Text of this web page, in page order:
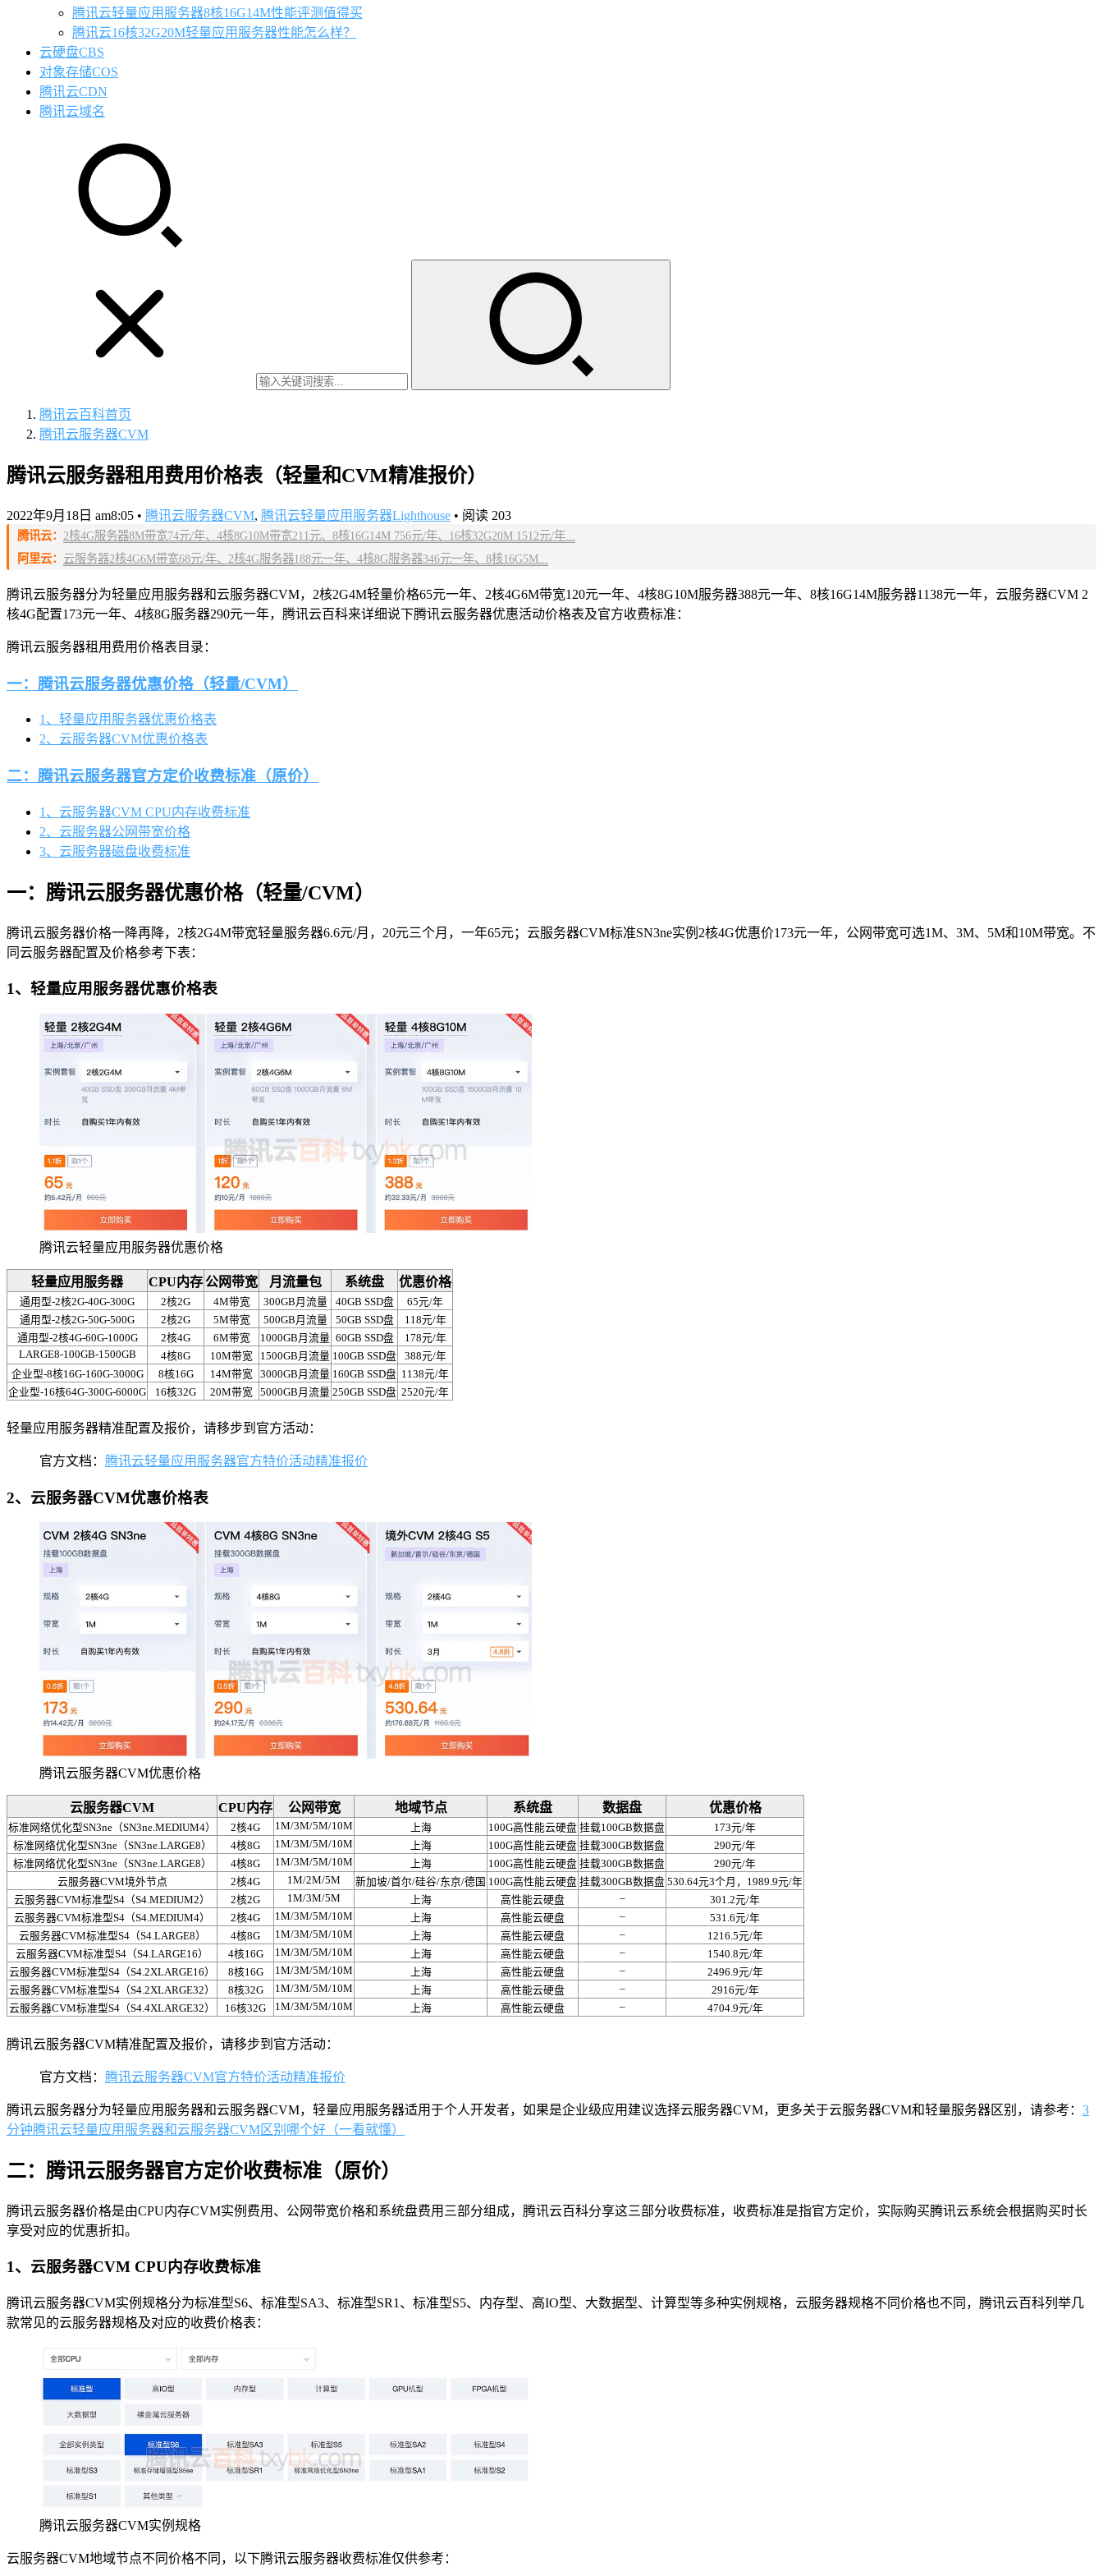
腾讯云轻量应用服务器8核16G14M性能评测值得买
腾讯云16核32G20M轻量应用服务器性能怎么样？
云硬盘CBS
对象存储COS
腾讯云CDN
腾讯云域名
腾讯云百科首页
腾讯云服务器CVM
腾讯云服务器租用费用价格表（轻量和CVM精准报价）
2022年9月18日 am8:05 • 腾讯云服务器CVM, 腾讯云轻量应用服务器Lighthouse • 阅读 203
腾讯云： 2核4G服务器8M带宽74元/年、4核8G10M带宽211元、8核16G14M 756元/年、16核32G20M 1512元/年...
阿里云： 云服务器2核4G6M带宽68元/年、2核4G服务器188元一年、4核8G服务器346元一年、8核16G5M...
腾讯云服务器分为轻量应用服务器和云服务器CVM，2核2G4M轻量价格65元一年、2核4G6M带宽120元一年、4核8G10M服务器388元一年、8核16G14M服务器1138元一年，云服务器CVM 2
核4G配置173元一年、4核8G服务器290元一年，腾讯云百科来详细说下腾讯云服务器优惠活动价格表及官方收费标准：
腾讯云服务器租用费用价格表目录：
一：腾讯云服务器优惠价格（轻量/CVM）
1、轻量应用服务器优惠价格表
2、云服务器CVM优惠价格表
二：腾讯云服务器官方定价收费标准（原价）
1、云服务器CVM CPU内存收费标准
2、云服务器公网带宽价格
3、云服务器磁盘收费标准
一：腾讯云服务器优惠价格（轻量/CVM）
腾讯云服务器价格一降再降，2核2G4M带宽轻量服务器6.6元/月，20元三个月，一年65元；云服务器CVM标准SN3ne实例2核4G优惠价173元一年，公网带宽可选1M、3M、5M和10M带宽。不
同云服务器配置及价格参考下表：
1、轻量应用服务器优惠价格表
腾讯云轻量应用服务器优惠价格
轻量应用服务器 CPU内存公网带宽 月流量包 系统盘 优惠价格
通用型-2核2G-40G-300G 2核2G 4M带宽 300GB月流量 40GB SSD盘
65元/年
通用型-2核2G-50G-500G
2核2G 5M带宽 500GB月流量 50GB SSD盘
118元/年
通用型-2核4G-60G-1000G
2核4G 6M带宽 1000GB月流量 60GB SSD盘
178元/年
LARGE8-100GB-1500GB
4核8G 10M带宽 1500GB月流量 100GB SSD盘
388元/年
企业型-8核16G-160G-3000G
8核16G 14M带宽 3000GB月流量 160GB SSD盘 1138元/年
企业型-16核64G-300G-6000G
16核32G 20M带宽 5000GB月流量 250GB SSD盘 2520元/年
轻量应用服务器精准配置及报价，请移步到官方活动：
官方文档： 腾讯云轻量应用服务器官方特价活动精准报价
2、云服务器CVM优惠价格表
腾讯云服务器CVM优惠价格
云服务器CVM CPU内存 公网带宽 地域节点 系统盘 数据盘 优惠价格
标准网络优化型SN3ne（SN3ne.MEDIUM4） 2核4G 1M/3M/5M/10M 上海 100G高性能云硬盘 挂载100GB数据盘
173元/年
标准网络优化型SN3ne（SN3ne.LARGE8）
4核8G 1M/3M/5M/10M 上海 100G高性能云硬盘 挂载300GB数据盘
290元/年
标准网络优化型SN3ne（SN3ne.LARGE8）
4核8G 1M/3M/5M/10M 上海 100G高性能云硬盘 挂载300GB数据盘
290元/年
云服务器CVM境外节点
2核4G 1M/2M/5M 新加坡/首尔/硅谷/东京/德国 100G高性能云硬盘 挂载300GB数据盘 530.64元3个月，1989.9元/年
云服务器CVM标准型S4（S4.MEDIUM2）
2核2G 1M/3M/5M 上海 高性能云硬盘 –
301.2元/年
云服务器CVM标准型S4（S4.MEDIUM4）
2核4G 1M/3M/5M/10M 上海 高性能云硬盘 –
531.6元/年
云服务器CVM标准型S4（S4.LARGE8）
4核8G 1M/3M/5M/10M 上海 高性能云硬盘 –
1216.5元/年
云服务器CVM标准型S4（S4.LARGE16）
4核16G 1M/3M/5M/10M 上海 高性能云硬盘 –
1540.8元/年
云服务器CVM标准型S4（S4.2XLARGE16）
8核16G 1M/3M/5M/10M 上海 高性能云硬盘 –
2496.9元/年
云服务器CVM标准型S4（S4.2XLARGE32）
8核32G 1M/3M/5M/10M 上海 高性能云硬盘 –
2916元/年
云服务器CVM标准型S4（S4.4XLARGE32）
16核32G 1M/3M/5M/10M 上海 高性能云硬盘 – 4704.9元/年
腾讯云服务器CVM精准配置及报价，请移步到官方活动：
官方文档： 腾讯云服务器CVM官方特价活动精准报价
腾讯云服务器分为轻量应用服务器和云服务器CVM，轻量应用服务器适用于个人开发者，如果是企业级应用建议选择云服务器CVM，更多关于云服务器CVM和轻量服务器区别，请参考： 3
分钟腾讯云轻量应用服务器和云服务器CVM区别哪个好（一看就懂）
二：腾讯云服务器官方定价收费标准（原价）
腾讯云服务器价格是由CPU内存CVM实例费用、公网带宽价格和系统盘费用三部分组成，腾讯云百科分享这三部分收费标准，收费标准是指官方定价，实际购买腾讯云系统会根据购买时长
享受对应的优惠折扣。
1、云服务器CVM CPU内存收费标准
腾讯云服务器CVM实例规格分为标准型S6、标准型SA3、标准型SR1、标准型S5、内存型、高IO型、大数据型、计算型等多种实例规格，云服务器规格不同价格也不同，腾讯云百科列举几
款常见的云服务器规格及对应的收费价格表：
腾讯云服务器CVM实例规格
云服务器CVM地域节点不同价格不同，以下腾讯云服务器收费标准仅供参考：